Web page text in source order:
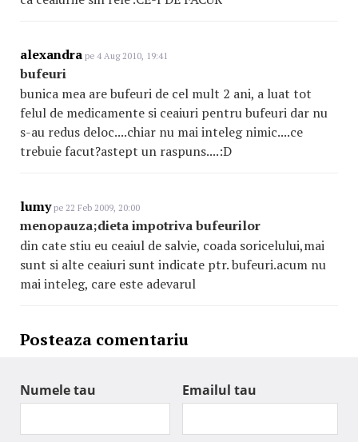
alexandra pe 4 Aug 2010, 19:41
bufeuri
bunica mea are bufeuri de cel mult 2 ani, a luat tot
felul de medicamente si ceaiuri pentru bufeuri dar nu
s-au redus deloc....chiar nu mai inteleg nimic....ce
trebuie facut?astept un raspuns....:D
lumype 22 Feb 2009, 20:00
menopauza;dieta impotriva bufeurilor
din cate stiu eu ceaiul de salvie, coada soricelului,mai
sunt si alte ceaiuri sunt indicate ptr. bufeuri.acum nu
mai inteleg, care este adevarul
Posteaza comentariu
Numele tau Emailul tau